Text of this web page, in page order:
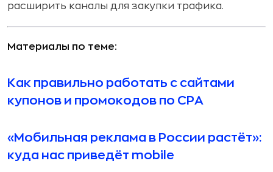
расширить каналы для закупки трафика.
Материалы по теме:
Как правильно работать с сайтами
купонов и промокодов по CPA
«Мобильная реклама в России растёт»:
куда нас приведёт mobile